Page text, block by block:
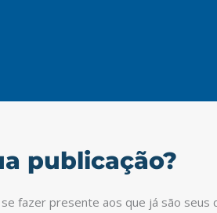
publicação?
fazer presente aos que já são seus